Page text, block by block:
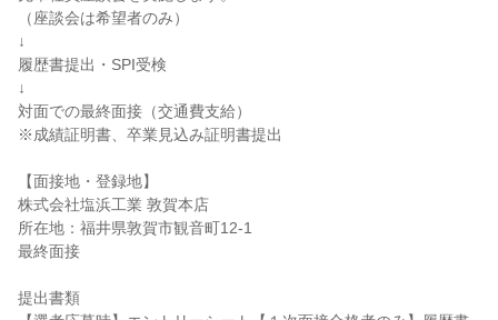
（座談会は希望者のみ）
↓
履歴書提出・SPI受検
↓
対面での最終面接（交通費支給）
※成績証明書、卒業見込み証明書提出
【面接地・登録地】
株式会社塩浜工業 敦賀本店
所在地：福井県敦賀市観音町12-1
最終面接
提出書類